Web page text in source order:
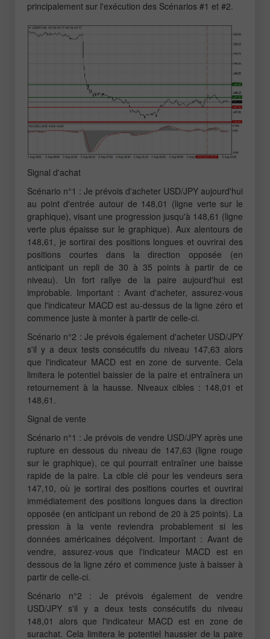
principalement sur l'exécution des Scénarios #1 et #2.
Signal d'achat
Scénario n°1 : Je prévois d'acheter USD/JPY aujourd'hui
au point d'entrée autour de 148,01 (ligne verte sur le
graphique), visant une progression jusqu'à 148,61 (ligne
verte plus épaisse sur le graphique). Aux alentours de
148,61, je sortirai des positions longues et ouvrirai des
positions courtes dans la direction opposée (en
anticipant un repli de 30 à 35 points à partir de ce
niveau). Un fort rallye de la paire aujourd'hui est
improbable. Important : Avant d'acheter, assurez-vous
que l'indicateur MACD est au-dessus de la ligne zéro et
commence juste à monter à partir de celle-ci.
Scénario n°2 : Je prévois également d'acheter USD/JPY
s'il y a deux tests consécutifs du niveau 147,63 alors
que l'indicateur MACD est en zone de survente. Cela
limitera le potentiel baissier de la paire et entraînera un
retournement à la hausse. Niveaux cibles : 148,01 et
148,61.
Signal de vente
Scénario n°1 : Je prévois de vendre USD/JPY après une
rupture en dessous du niveau de 147,63 (ligne rouge
sur le graphique), ce qui pourrait entraîner une baisse
rapide de la paire. La cible clé pour les vendeurs sera
147,10, où je sortirai des positions courtes et ouvrirai
immédiatement des positions longues dans la direction
opposée (en anticipant un rebond de 20 à 25 points). La
pression à la vente reviendra probablement si les
données américaines déçoivent. Important : Avant de
vendre, assurez-vous que l'indicateur MACD est en
dessous de la ligne zéro et commence juste à baisser à
partir de celle-ci.
Scénario n°2 : Je prévois également de vendre
USD/JPY s'il y a deux tests consécutifs du niveau
148,01 alors que l'indicateur MACD est en zone de
surachat. Cela limitera le potentiel haussier de la paire